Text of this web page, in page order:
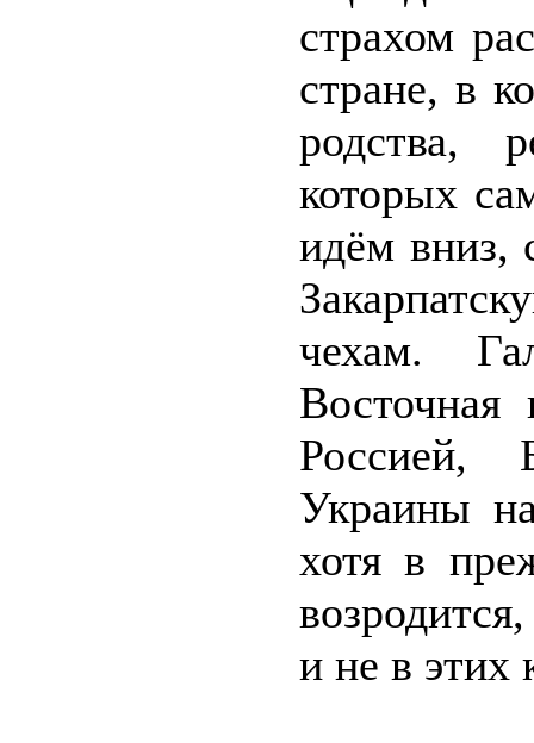
страхом
стране, в
родства,
которых
идём вниз,
чехам.
Россией,
Украины
хотя в
и не в этих